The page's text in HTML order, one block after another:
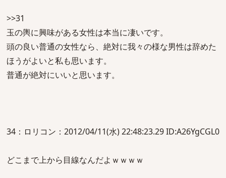
>>31
玉の輿に興味がある女性は本当に凄いです。
頭の良い普通の女性なら、絶対に我々の様な男性は辞めた
ほうがよいと私も思います。
普通が絶対にいいと思います。
34：ロリコン：2012/04/11(水) 22:48:23.29 ID:A26YgCGL0
どこまで上から目線なんだよｗｗｗｗ